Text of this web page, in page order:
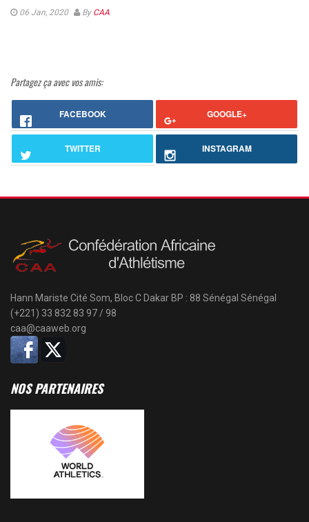
06 Jan, 2020 By CAA
Partagez ça avec vos amis:
FACEBOOK GOOGLE+
TWITTER INSTAGRAM
Hann Mariste Cité Som, Bloc C Dakar BP : 88 Sénégal Sénégal
(+221) 33 832 83 97 / 98
caa@caaweb.org
NOS PARTENAIRES